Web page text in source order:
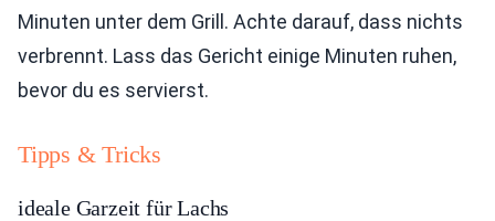
Minuten unter dem Grill. Achte darauf, dass nichts
verbrennt. Lass das Gericht einige Minuten ruhen,
bevor du es servierst.
Tipps & Tricks
ideale Garzeit für Lachs